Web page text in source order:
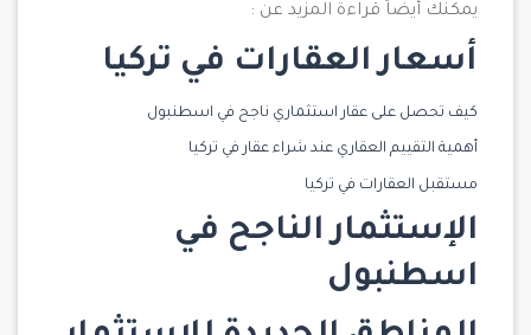
يمكنك أيضاً قراءة المزيد عن :
أسعار العقارات في تركيا
كيف تحصل على عقار استثماري ناجح في اسطنبول
أهمية التقييم العقاري عند شراء عقار في تركيا
مستقبل العقارات في تركيا
الإستثمار الناجح في
اسطنبول